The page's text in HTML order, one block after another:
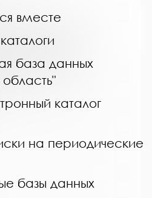
вместе
база данных
каталог
на периодические
базы данных
библиотека"
Кольский
Мурманской области
библиотека"